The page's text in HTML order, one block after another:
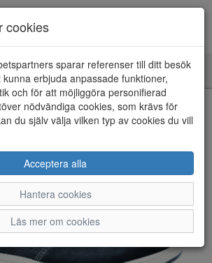
cookies
sparar referenser till ditt besök
erbjuda anpassade funktioner,
och för att möjliggöra personifierad
nödvändiga cookies, som krävs för
du själv välja vilken typ av cookies du vill
Acceptera alla
Hantera cookies
Läs mer om cookies